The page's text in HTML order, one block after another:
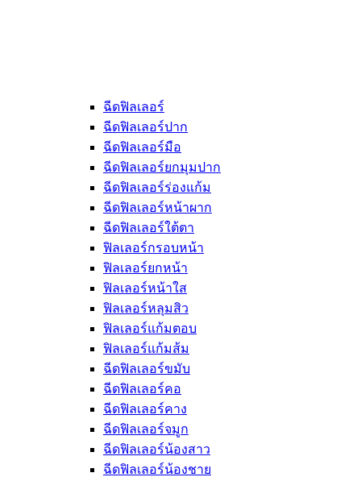
ฉีดฟิลเลอร์
ฉีดฟิลเลอร์ปาก
ฉีดฟิลเลอร์มือ
ฉีดฟิลเลอร์ยกมุมปาก
ฉีดฟิลเลอร์ร่องแก้ม
ฉีดฟิลเลอร์หน้าผาก
ฉีดฟิลเลอร์ใต้ตา
ฟิลเลอร์กรอบหน้า
ฟิลเลอร์ยกหน้า
ฟิลเลอร์หน้าใส
ฟิลเลอร์หลุมสิว
ฟิลเลอร์แก้มตอบ
ฟิลเลอร์แก้มส้ม
ฉีดฟิลเลอร์ขมับ
ฉีดฟิลเลอร์คอ
ฉีดฟิลเลอร์คาง
ฉีดฟิลเลอร์จมูก
ฉีดฟิลเลอร์น้องสาว
ฉีดฟิลเลอร์น้องชาย